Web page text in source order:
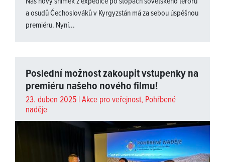
a osudů Čechoslováků v Kyrgyzstán má za sebou úspěšnou
premiéru. Nyní...
Poslední možnost zakoupit vstupenky na
premiéru našeho nového filmu!
23. duben 2025 |Akce pro veřejnost, Pohřbené
naděje